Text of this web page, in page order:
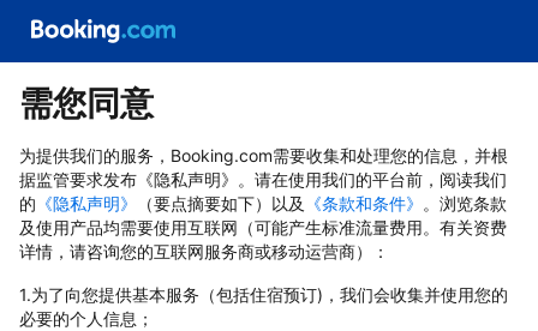
需您同意
为提供我们的服务，Booking.com需要收集和处理您的信息，并根
据监管要求发布《隐私声明》。请在使用我们的平台前，阅读我们
的 《隐私声明》 （要点摘要如下）以及 《条款和条件》 。浏览条款
及使用产品均需要使用互联网（可能产生标准流量费用。有关资费
详情，请咨询您的互联网服务商或移动运营商）：
1.为了向您提供基本服务（包括住宿预订)，我们会收集并使用您的
必要的个人信息；